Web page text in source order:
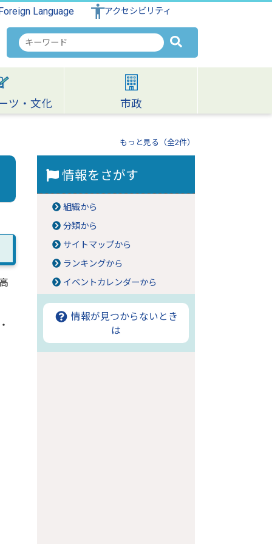
Language アクセシビリティ
検
索
キ
ワ
ー
ツ・文化 市政
もっと見る（全2件）
情報をさがす
組織から
分類から
サイトマップから
ランキングから
イベントカレンダーから
情報が見つからないとき
は